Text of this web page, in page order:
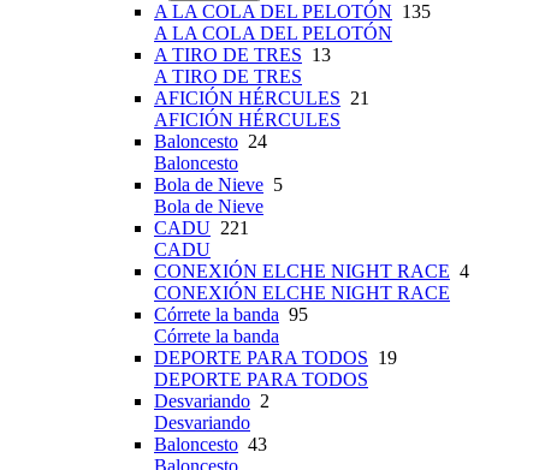
A LA COLA DEL PELOTÓN 135
A LA COLA DEL PELOTÓN
A TIRO DE TRES 13
A TIRO DE TRES
AFICIÓN HÉRCULES 21
AFICIÓN HÉRCULES
Baloncesto 24
Baloncesto
Bola de Nieve 5
Bola de Nieve
CADU 221
CADU
CONEXIÓN ELCHE NIGHT RACE 4
CONEXIÓN ELCHE NIGHT RACE
Córrete la banda 95
Córrete la banda
DEPORTE PARA TODOS 19
DEPORTE PARA TODOS
Desvariando 2
Desvariando
Baloncesto 43